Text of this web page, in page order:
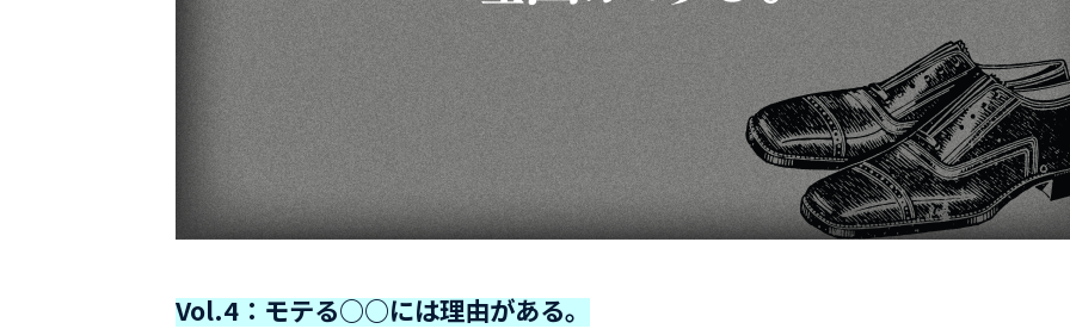
Vol.4：モテる○○には理由がある。